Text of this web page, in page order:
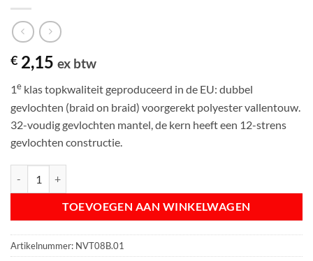
€ 2,15 ex btw
1e klas topkwaliteit geproduceerd in de EU: dubbel
gevlochten (braid on braid) voorgerekt polyester vallentouw.
32-voudig gevlochten mantel, de kern heeft een 12-strens
gevlochten constructie.
TOEVOEGEN AAN WINKELWAGEN
Artikelnummer: NVT08B.01